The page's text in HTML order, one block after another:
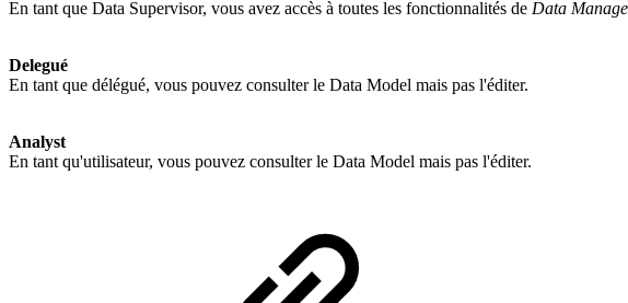
En tant que Data Supervisor, vous avez accès à toutes les fonctionnalités de Data
Delegué
En tant que délégué, vous pouvez consulter le Data Model mais pas l'éditer.
Analyst
En tant qu'utilisateur, vous pouvez consulter le Data Model mais pas l'éditer.